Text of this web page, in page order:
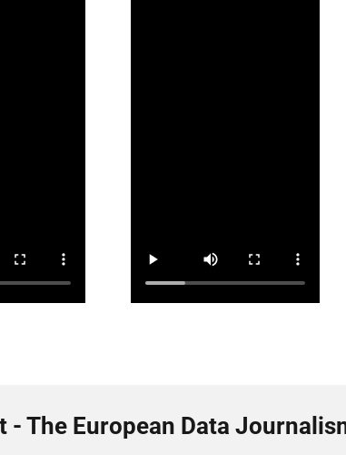
- The European Data